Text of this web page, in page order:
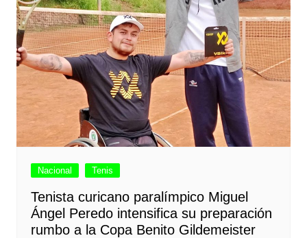
Nacional Tenis
Tenista curicano paralímpico Miguel
Ángel Peredo intensifica su preparación
rumbo a la Copa Benito Gildemeister